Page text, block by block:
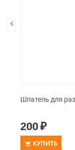
Шпатель для
200₽
КУПИТЬ